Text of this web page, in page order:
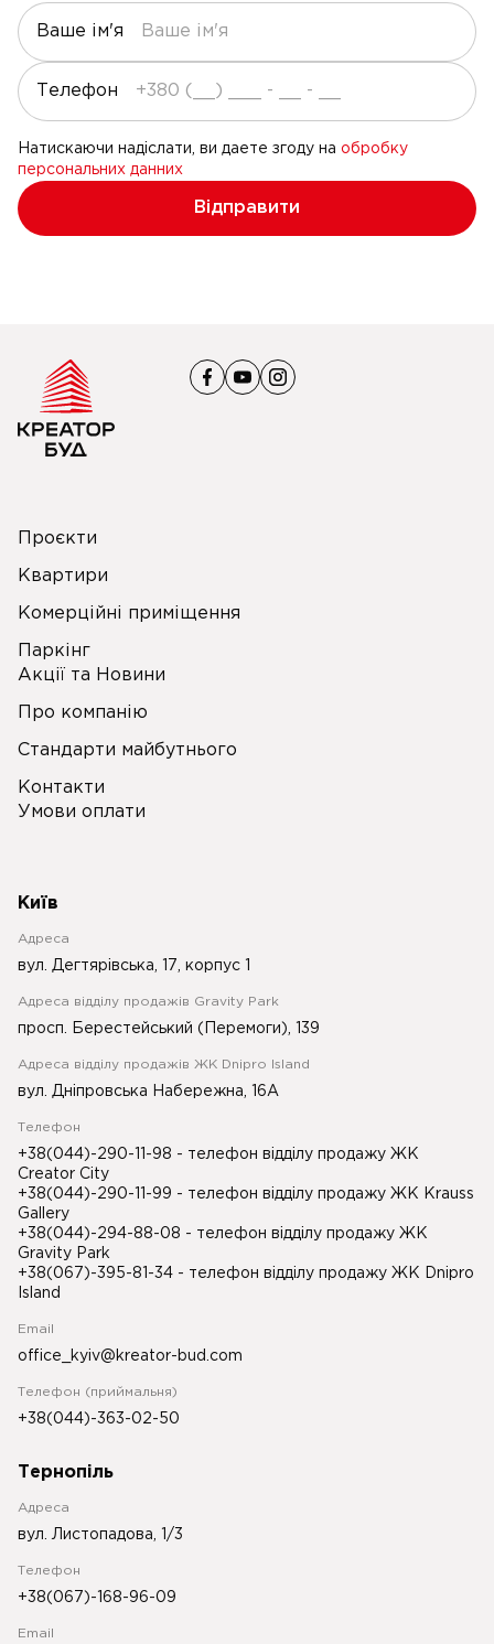
Ваше ім'я
Телефон
Натискаючи надіслати, ви даете згоду на обробку
персональних данних
Відправити
Проєкти
Квартири
Комерційні приміщення
Паркінг
Акції та Новини
Про компанію
Стандарти майбутнього
Контакти
Умови оплати
Київ
Адреса
вул. Дегтярівська, 17, корпус 1
Адреса відділу продажів Gravity Park
просп. Берестейський (Перемоги), 139
Адреса відділу продажів ЖК Dnipro Island
вул. Дніпровська Набережна, 16А
Телефон
+38(044)-290-11-98 - телефон відділу продажу ЖК
Creator City
+38(044)-290-11-99 - телефон відділу продажу ЖК Krauss
Gallery
+38(044)-294-88-08 - телефон відділу продажу ЖК
Gravity Park
+38(067)-395-81-34 - телефон відділу продажу ЖК Dnipro
Island
Email
office_kyiv@kreator-bud.com
Телефон (приймальня)
+38(044)-363-02-50
Тернопіль
Адреса
вул. Листопадова, 1/3
Телефон
+38(067)-168-96-09
Email